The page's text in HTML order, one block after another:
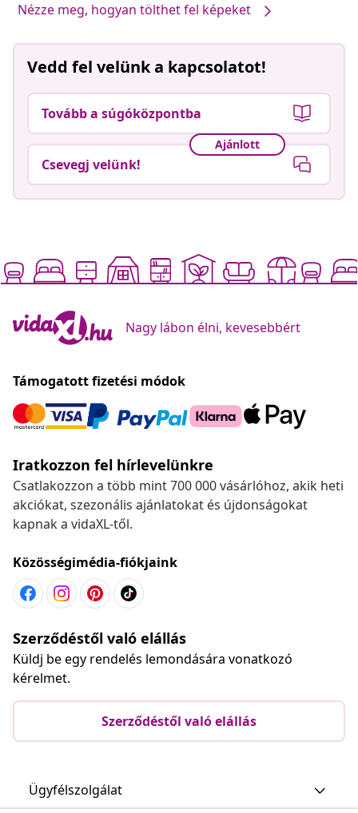
Nézze meg, hogyan tölthet fel képeket
Vedd fel velünk a kapcsolatot!
Tovább a súgóközpontba
Ajánlott
Csevegj velünk!
Nagy lábon élni, kevesebbért
Támogatott fizetési módok
Iratkozzon fel hírlevelünkre
Csatlakozzon a több mint 700 000 vásárlóhoz, akik heti
akciókat, szezonális ajánlatokat és újdonságokat
kapnak a vidaXL-től.
Közösségimédia-fiókjaink
Szerződéstől való elállás
Küldj be egy rendelés lemondására vonatkozó
kérelmet.
Szerződéstől való elállás
Ügyfélszolgálat